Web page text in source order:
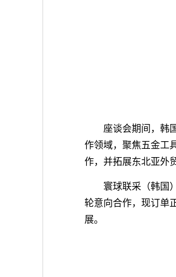
座谈会期间，韩
作领域，聚焦五金工
作，并拓展东北亚外
寰球联采（韩国
轮意向合作，现订单
展。